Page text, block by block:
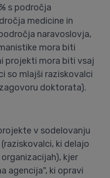
s področja
medicine in
naravoslovja,
mora biti
projekti mora biti vsaj
so mlajši raziskovalci
doktorata).
v sodelovanju
ki delajo
kjer
agencija", ki opravi